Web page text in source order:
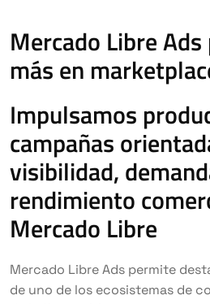
Mercado Libre
más en
Impulsamos
campañas
visibilidad,
rendimiento
Mercado Libre
Mercado Libre Ads permite
de uno de los ecosistemas de